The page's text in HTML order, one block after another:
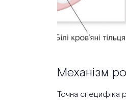
Механізм
Точна специфіка